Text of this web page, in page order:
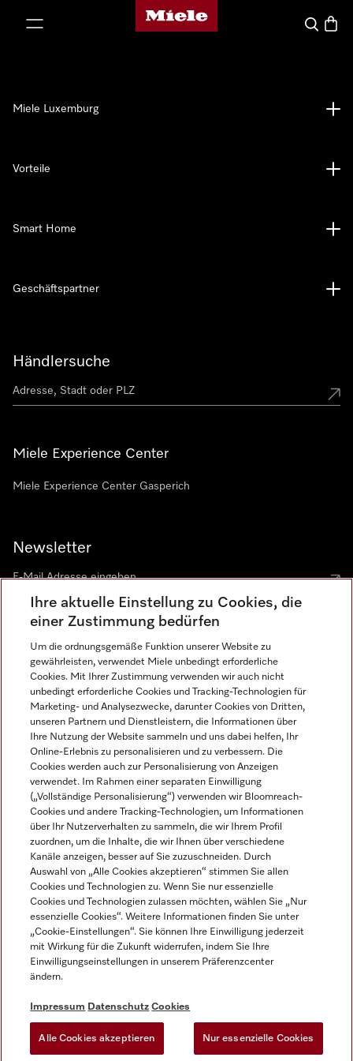
Miele-Homepage
Suche
Händlersuche
Miele Experience Center
Miele Experience Center Gasperich
Newsletter
Sprache
DEUTSCH
Miele Luxemburg
Vorteile
Smart Home
Geschäftspartner
Impressum
AGB
Datenschutz
Nutzungsbedingungen
Gesetzen über digitale Dienste
Cookie-Einstellungen
Miele auf Instagram
Miele auf Youtube
Ihre aktuelle Einstellung zu Cookies, die
einer Zustimmung bedürfen
Um die ordnungsgemäße Funktion unserer Website zu
gewährleisten, verwendet Miele unbedingt erforderliche
Cookies. Mit Ihrer Zustimmung verwenden wir auch nicht
unbedingt erforderliche Cookies und Tracking-Technologien für
Marketing- und Analysezwecke, darunter Cookies von Dritten,
unseren Partnern und Dienstleistern, die Informationen über
Ihre Nutzung der Website sammeln und uns dabei helfen, Ihr
Online-Erlebnis zu personalisieren und zu verbessern. Die
Cookies werden auch zur Personalisierung von Anzeigen
verwendet. Im Rahmen einer separaten Einwilligung
(„Vollständige Personalisierung“) verwenden wir Bloomreach-
Cookies und andere Tracking-Technologien, um Informationen
über Ihr Nutzerverhalten zu sammeln, die wir Ihrem Profil
zuordnen, um die Inhalte, die wir Ihnen über verschiedene
Kanäle anzeigen, besser auf Sie zuzuschneiden. Durch
Auswahl von „Alle Cookies akzeptieren“ stimmen Sie allen
Cookies und Technologien zu. Wenn Sie nur essenzielle
Cookies und Technologien zulassen möchten, wählen Sie „Nur
essenzielle Cookies“. Weitere Informationen finden Sie unter
„Cookie-Einstellungen“. Sie können Ihre Einwilligung jederzeit
mit Wirkung für die Zukunft widerrufen, indem Sie Ihre
Einwilligungseinstellungen in unserem Präferenzcenter
ändern.
Impressum Datenschutz Cookies
Alle Cookies akzeptieren Nur essenzielle Cookies